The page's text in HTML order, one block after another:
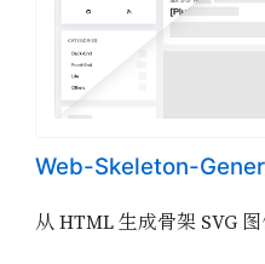
Web-Skeleton-
从 HTML 生成骨架 SVG 图